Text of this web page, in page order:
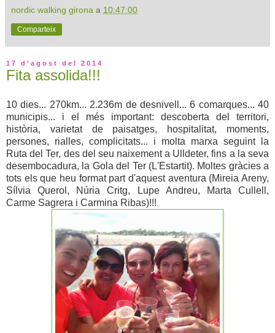
nordic walking girona a 10:47:00
Comparteix
17 d’agost del 2014
Fita assolida!!!
10 dies... 270km... 2.236m de desnivell... 6 comarques... 40
municipis... i el més important: descoberta del territori,
història, varietat de paisatges, hospitalitat, moments,
persones, rialles, complicitats... i molta marxa seguint la
Ruta del Ter, des del seu naixement a Ulldeter, fins a la seva
desembocadura, la Gola del Ter (L'Estartit). Moltes gràcies a
tots els que heu format part d'aquest aventura (Mireia Areny,
Sílvia Querol, Núria Critg, Lupe Andreu, Marta Cullell,
Carme Sagrera i Carmina Ribas)!!!